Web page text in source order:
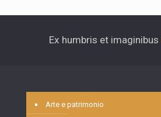
Ex humbris et imaginibus
Arte e patrimonio